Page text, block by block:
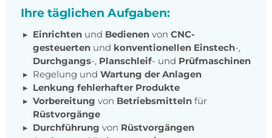
Ihre täglichen Aufgaben:
Einrichten und Bedienen von CNC-
gesteuerten und konventionellen Einstech-,
Durchgangs-, Planschleif- und Prüfmaschinen
Regelung und Wartung der Anlagen
Lenkung fehlerhafter Produkte
Vorbereitung von Betriebsmitteln für
Rüstvorgänge
Durchführung von Rüstvorgängen